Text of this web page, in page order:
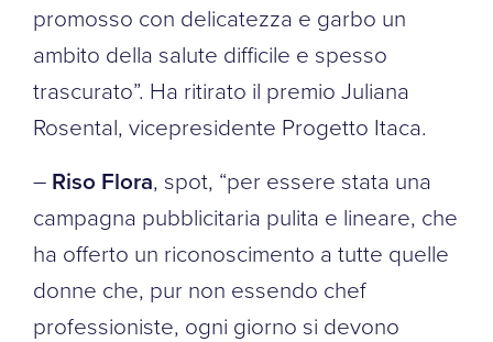
promosso con delicatezza e garbo un
ambito della salute difficile e spesso
trascurato”. Ha ritirato il premio Juliana
Rosental, vicepresidente Progetto Itaca.
– Riso Flora, spot, “per essere stata una
campagna pubblicitaria pulita e lineare, che
ha offerto un riconoscimento a tutte quelle
donne che, pur non essendo chef
professioniste, ogni giorno si devono